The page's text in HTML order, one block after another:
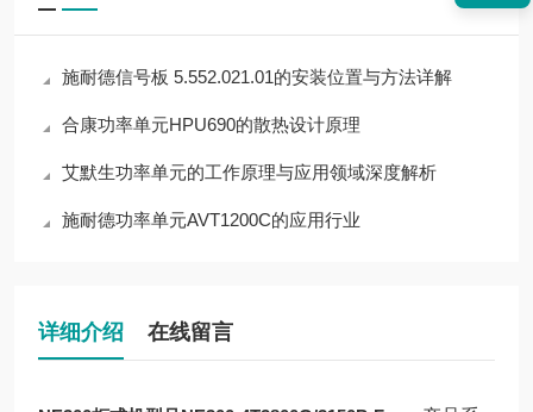
施耐德信号板 5.552.021.01的安装位置与方法详解
合康功率单元HPU690的散热设计原理
艾默生功率单元的工作原理与应用领域深度解析
施耐德功率单元AVT1200C的应用行业
详细介绍 在线留言